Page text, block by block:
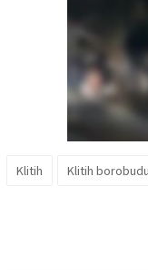
Klitih Klitih